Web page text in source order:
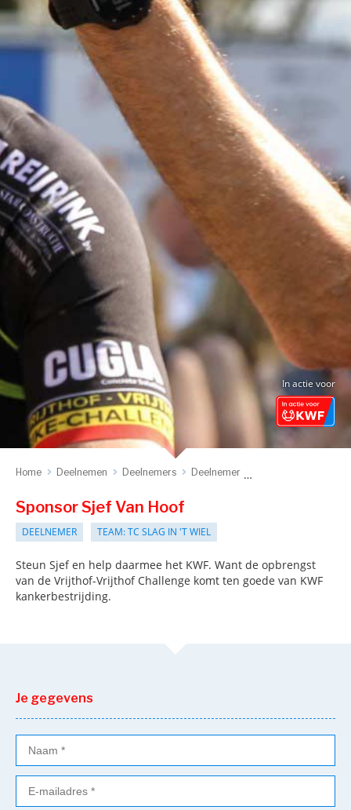
In actie voor
Home Deelnemen Deelnemers Deelnemer
Sponsor Sjef Van Hoof
DEELNEMER TEAM: TC SLAG IN 'T WIEL
Steun Sjef en help daarmee het KWF. Want de opbrengst
van de Vrijthof-Vrijthof Challenge komt ten goede van KWF
kankerbestrijding.
Je gegevens